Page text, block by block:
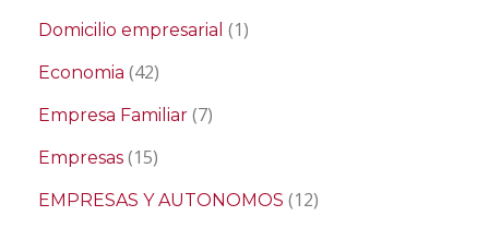
Domicilio empresarial (1)
Economia (42)
Empresa Familiar (7)
Empresas (15)
EMPRESAS Y AUTONOMOS (12)